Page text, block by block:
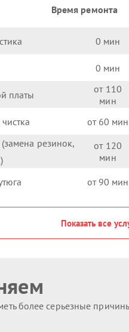
Время ремонта
0
0
платы 110
60
резинок,
120
90
Показать все
более серьезные